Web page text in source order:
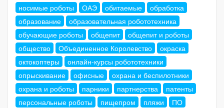
носимые роботы
ОАЭ обитаемые
обработка
образование
образовательная робототехника
обучающие роботы
общепит
общепит и роботы
общество
Объединенное Королевство
окраска
октокоптеры
онлайн-курсы робототехники
опрыскивание
офисные
охрана и беспилотники
охрана и роботы
парники партнерства
патенты
персональные роботы
пищепром пляжи
ПО